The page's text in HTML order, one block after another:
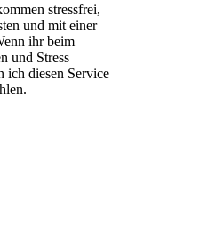
stressfrei,
und mit einer
ihr beim
und Stress
ich diesen Service